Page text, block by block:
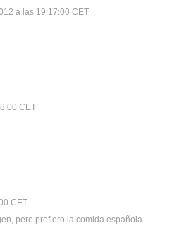
a las 19:17:00 CET
CET
CET
pero prefiero la comida española